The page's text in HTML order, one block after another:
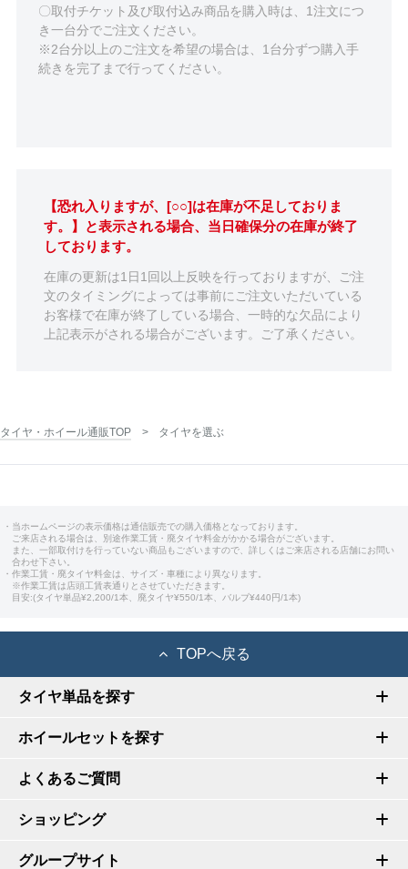
〇取付チケット及び取付込み商品を購入時は、1注文につ
き一台分でご注文ください。
※2台分以上のご注文を希望の場合は、1台分ずつ購入手
続きを完了まで行ってください。
【恐れ入りますが、[○○]は在庫が不足しておりま
す。】と表示される場合、当日確保分の在庫が終了
しております。
在庫の更新は1日1回以上反映を行っておりますが、ご注
文のタイミングによっては事前にご注文いただいている
お客様で在庫が終了している場合、一時的な欠品により
上記表示がされる場合がございます。ご了承ください。
タイヤ・ホイール通販TOP タイヤを選ぶ
・当ホームページの表示価格は通信販売での購入価格となっております。
ご来店される場合は、別途作業工賃・廃タイヤ料金がかかる場合がございます。
また、一部取付けを行っていない商品もございますので、詳しくはご来店される店舗にお問い
合わせ下さい。
・作業工賃・廃タイヤ料金は、サイズ・車種により異なります。
※作業工賃は店頭工賃表通りとさせていただきます。
目安:(タイヤ単品¥2,200/1本、廃タイヤ¥550/1本、バルブ¥440円/1本)
TOPへ戻る
タイヤ単品を探す
ホイールセットを探す
よくあるご質問
ショッピング
グループサイト